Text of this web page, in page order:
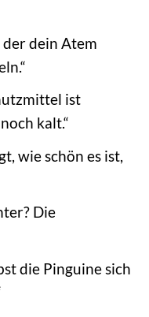
der dein Atem
ist
kalt.“
wie schön es ist,
Die
die Pinguine sich